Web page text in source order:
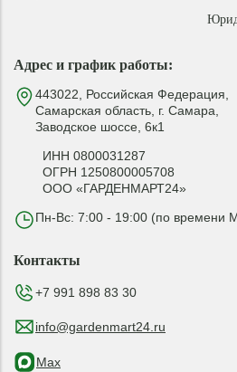
Адрес и график работы:
443022, Российская Федерация,
Самарская область, г. Самара,
Заводское шоссе, 6к1
ИНН 0800031287
ОГРН 1250800005708
ООО «ГАРДЕНМАРТ24»
Пн-Вс: 7:00 - 19:00 (по времени
Контакты
+7 991 898 83 30
info@gardenmart24.ru
Max